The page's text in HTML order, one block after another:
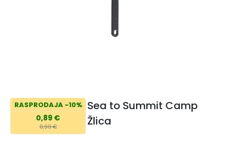
RASPRODAJA -10%
0,89 €
0,99 €
Sea to Summit Camp
Žlica